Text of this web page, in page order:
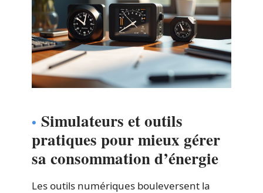
Simulateurs et outils
pratiques pour mieux gérer
sa consommation d’énergie
Les outils numériques bouleversent la